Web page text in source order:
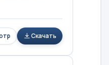
Скачать